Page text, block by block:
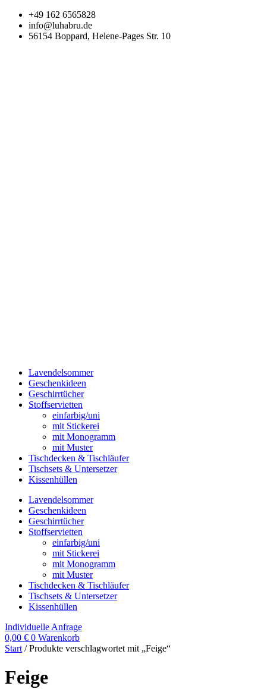
Zum
Inhalt
wechseln
+49 162 6565828
info@luhabru.de
56154 Boppard, Helene-Pages Str. 10
Lavendelsommer
Geschenkideen
Geschirrtücher
Stoffservietten
einfarbig/uni
mit Stickerei
mit Monogramm
mit Muster
Tischdecken & Tischläufer
Tischsets & Untersetzer
Kissenhüllen
Lavendelsommer
Geschenkideen
Geschirrtücher
Stoffservietten
einfarbig/uni
mit Stickerei
mit Monogramm
mit Muster
Tischdecken & Tischläufer
Tischsets & Untersetzer
Kissenhüllen
Individuelle Anfrage
0,00 € 0 Warenkorb
Start / Produkte verschlagwortet mit „Feige“
Feige